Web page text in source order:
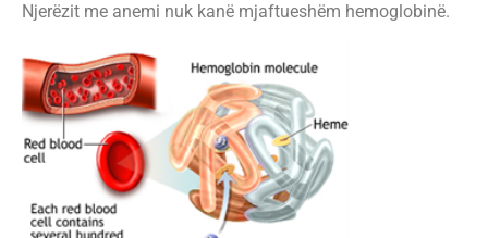
Njerëzit me anemi nuk kanë mjaftueshëm hemoglobinë.